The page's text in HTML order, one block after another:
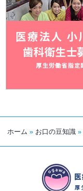
ホーム » お口の豆知識 »